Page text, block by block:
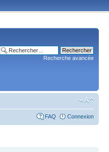
Recherche avancée
FAQ Connexion